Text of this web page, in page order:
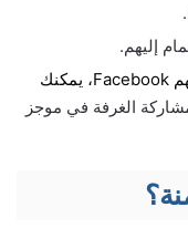
إليهم.
ولمشاركة غرفة مع أشخاص ليس لديهم Facebook، يمكنك
الغرفة في موجز